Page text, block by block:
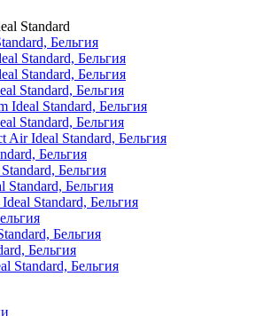
Standard
Бельгия
Standard, Бельгия
Standard, Бельгия
Standard, Бельгия
Ideal Standard, Бельгия
Standard, Бельгия
Air Ideal Standard, Бельгия
Бельгия
Бельгия
Standard, Бельгия
Ideal Standard, Бельгия
Бельгия
Бельгия
Standard, Бельгия